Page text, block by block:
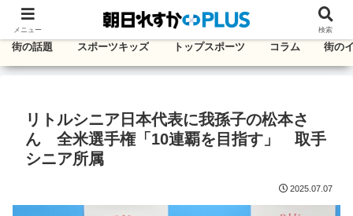
千葉・東葛エリアのタウン情報紙
街の話題 スポーツキッズ トップスポーツ コラム 街の
リトルシニア日本代表に我孫子の松本さ
ん 全米選手権「10連覇を目指す」 取手
シニア所属
2025.07.07
メニュー 検索